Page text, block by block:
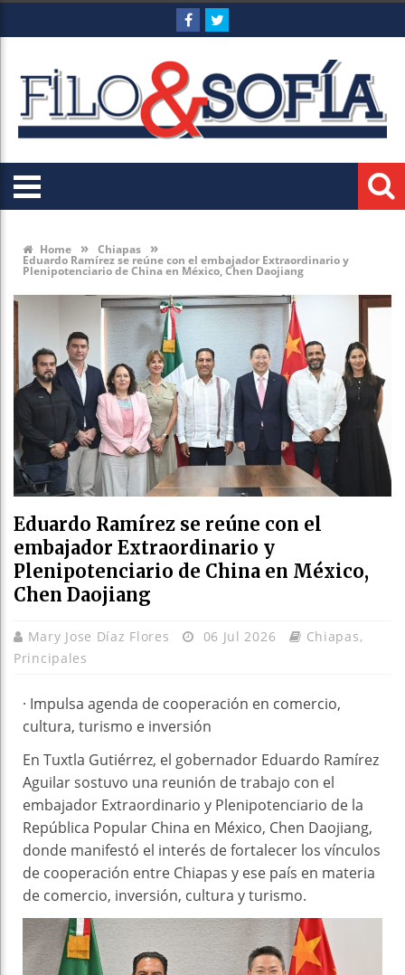
Home » Chiapas »
Eduardo Ramírez se reúne con el embajador Extraordinario y
Plenipotenciario de China en México, Chen Daojiang
Eduardo Ramírez se reúne con el
embajador Extraordinario y
Plenipotenciario de China en México,
Chen Daojiang
Mary Jose Díaz Flores 06 Jul 2026 Chiapas,
Principales
· Impulsa agenda de cooperación en comercio,
cultura, turismo e inversión
En Tuxtla Gutiérrez, el gobernador Eduardo Ramírez
Aguilar sostuvo una reunión de trabajo con el
embajador Extraordinario y Plenipotenciario de la
República Popular China en México, Chen Daojiang,
donde manifestó el interés de fortalecer los vínculos
de cooperación entre Chiapas y ese país en materia
de comercio, inversión, cultura y turismo.